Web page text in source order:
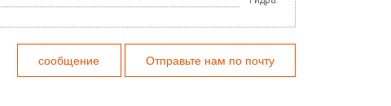
сообщение Отправьте нам по почту